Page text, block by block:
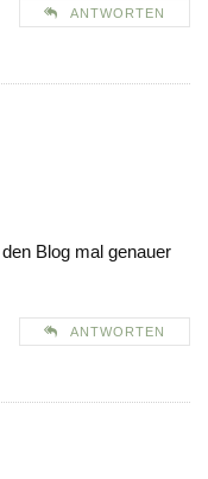
ANTWORTEN
Blog mal genauer
ANTWORTEN